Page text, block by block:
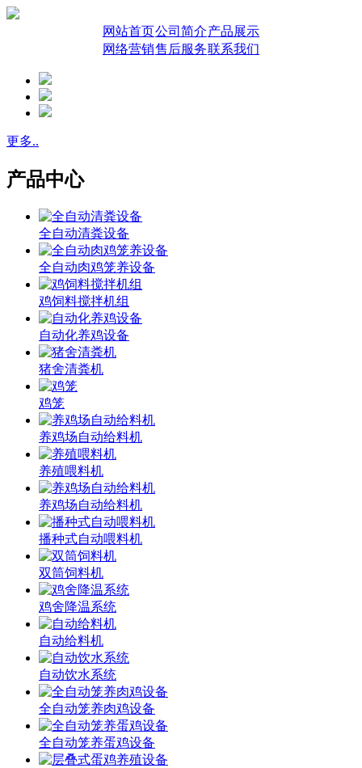
网站首页公司简介产品展示
网络营销售后服务联系我们
更多..
产品中心
全自动清粪设备
全自动肉鸡笼养设备
鸡饲料搅拌机组
自动化养鸡设备
猪舍清粪机
鸡笼
养鸡场自动给料机
养殖喂料机
养鸡场自动给料机
播种式自动喂料机
双筒饲料机
鸡舍降温系统
自动给料机
自动饮水系统
全自动笼养肉鸡设备
全自动笼养蛋鸡设备